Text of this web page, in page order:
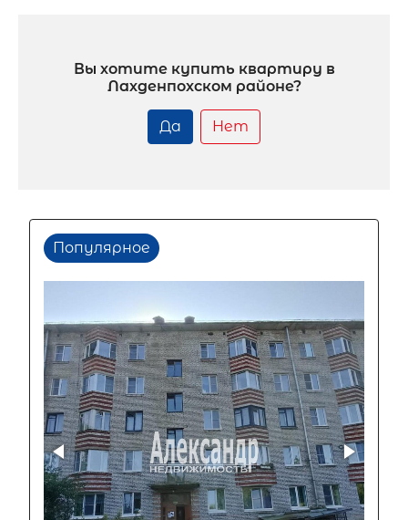
Вы хотите купить квартиру в
Лахденпохском районе?
Да Нет
Популярное